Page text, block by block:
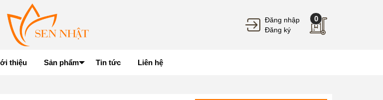
Đăng nhập
Đăng ký
0
thiệu Sản phẩm Tin tức Liên hệ